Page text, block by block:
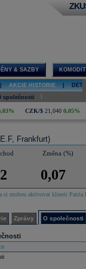
& SAZBY
AKCIE HISTORIE
společnosti
CZK/$ 21,040 0,05%
Frankfurt)
Změna (%)
0,07
si mohou aktivovat klienti
Zprávy O společnosti